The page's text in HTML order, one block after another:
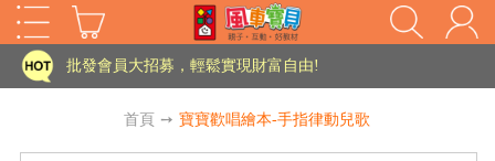
批發會員大招募，輕鬆實現財富自由!
老師您好!!幼教會員火熱招募中~
首頁 ➙ 寶寶歡唱繪本-手指律動兒歌